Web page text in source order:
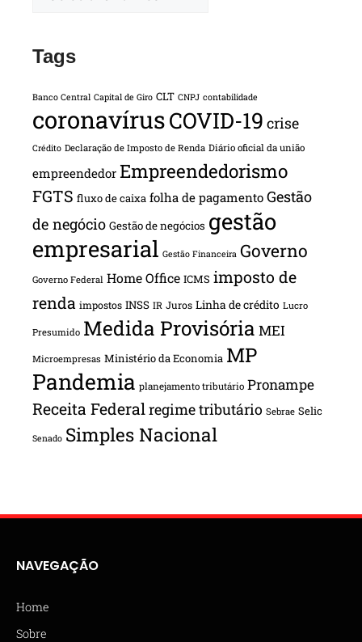
Tags
Banco Central Capital de Giro CLT CNPJ contabilidade
coronavírusCOVID-19 crise
Crédito Declaração de Imposto de Renda Diário oficial da união
empreendedor Empreendedorismo
FGTS fluxo de caixa folha de pagamento Gestão
de negócio Gestão de negócios gestão
empresarial Gestão Financeira Governo
Governo Federal Home Office ICMS imposto de
renda impostos INSS IR Juros Linha de crédito Lucro
Presumido Medida Provisória MEI
Microempresas Ministério da Economia MP
Pandemia planejamento tributário Pronampe
Receita Federalregime tributário Sebrae Selic
Senado Simples Nacional
NAVEGAÇÃO
Home
Sobre